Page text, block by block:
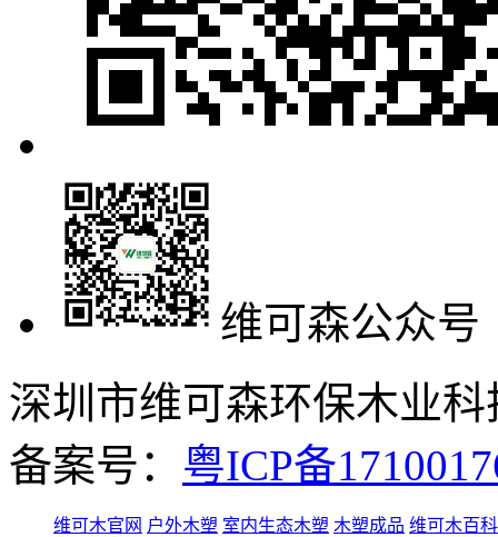
维可森公众号
深圳市维可森环保木业
备案号： 粤ICP备
维可木官网 户外木塑 室内生态木塑 木塑成品 维可木百科